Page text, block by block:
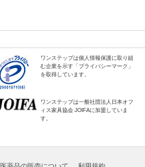
ワンステップは個人情報保護に取り組
む企業を示す「プライバシーマーク」
を取得しています。
ワンステップは一般社団法人日本オフ
ィス家具協会 JOIFAに加盟していま
す。